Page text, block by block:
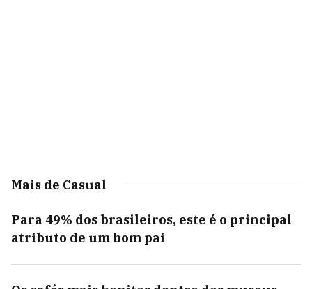
Mais de Casual
Para 49% dos brasileiros, este é o principal
atributo de um bom pai